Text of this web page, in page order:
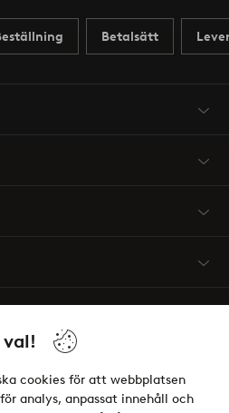
cookies för att webbplatsen
analys, anpassat innehåll och
Betalsätt